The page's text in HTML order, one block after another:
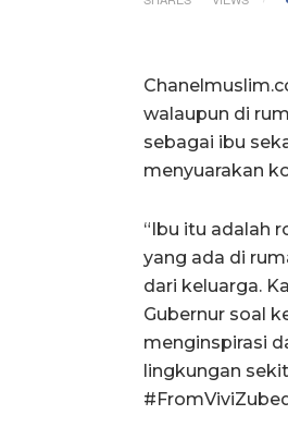
walaupun di
sebagai ibu
menyuarakan
“Ibu itu adalah
yang ada di
dari keluarga.
Gubernur soal
menginspirasi
lingkungan